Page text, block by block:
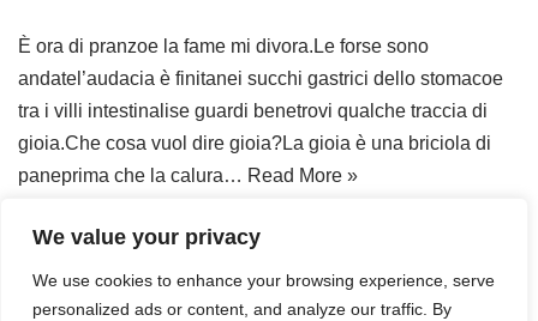
We value your privacy
We use cookies to enhance your browsing experience, serve
personalized ads or content, and analyze our traffic. By
È ora di pranzoe la fame mi divora.Le forse sono
andatel’audacia è finitanei succhi gastrici dello stomacoe
tra i villi intestinalise guardi benetrovi qualche traccia di
gioia.Che cosa vuol dire gioia?La gioia è una briciola di
paneprima che la calura… Read More »